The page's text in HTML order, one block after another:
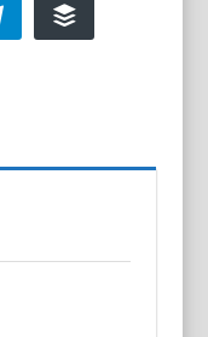
Telegram Buffer